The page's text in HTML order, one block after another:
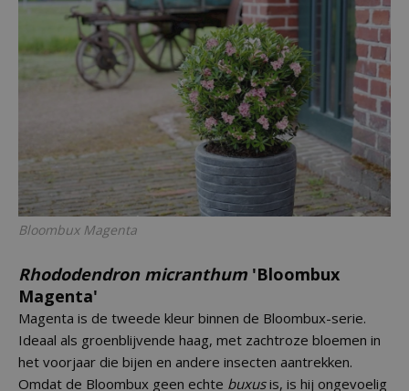
Bloombux Magenta
Rhododendron micranthum 'Bloombux
Magenta'
Magenta is de tweede kleur binnen de Bloombux-serie.
Ideaal als groenblijvende haag, met zachtroze bloemen in
het voorjaar die bijen en andere insecten aantrekken.
Omdat de Bloombux geen echte buxusis, is hij ongevoelig